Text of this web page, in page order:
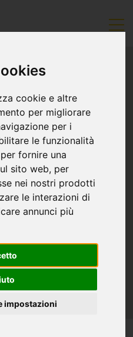
cookie e altre
per migliorare
per i
le funzionalità
per fornire una
sito web, per
nei nostri prodotti
le interazioni di
annunci più
impostazioni